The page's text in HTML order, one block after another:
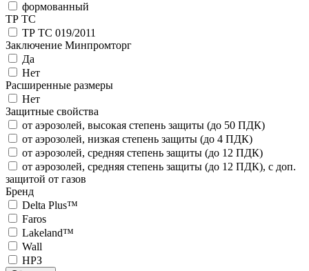
формованный
ТР ТС
ТР ТС 019/2011
Заключение Минпромторг
Да
Нет
Расширенные размеры
Нет
Защитные свойства
от аэрозолей, высокая степень защиты (до 50 ПДК)
от аэрозолей, низкая степень защиты (до 4 ПДК)
от аэрозолей, средняя степень защиты (до 12 ПДК)
от аэрозолей, средняя степень защиты (до 12 ПДК), с доп.
защитой от газов
Бренд
Delta Plus™
Faros
Lakeland™
Wall
НРЗ